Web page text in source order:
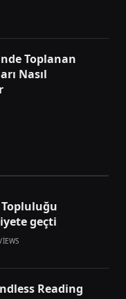
Toplanan
Nasıl
geçti
Reading